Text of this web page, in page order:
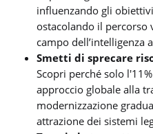
influenzando gli
ostacolando il percorso
campo dell’intelligenza
Smetti di sprecare
Scopri perché solo
approccio globale alla
modernizzazione
attrazione dei sistemi